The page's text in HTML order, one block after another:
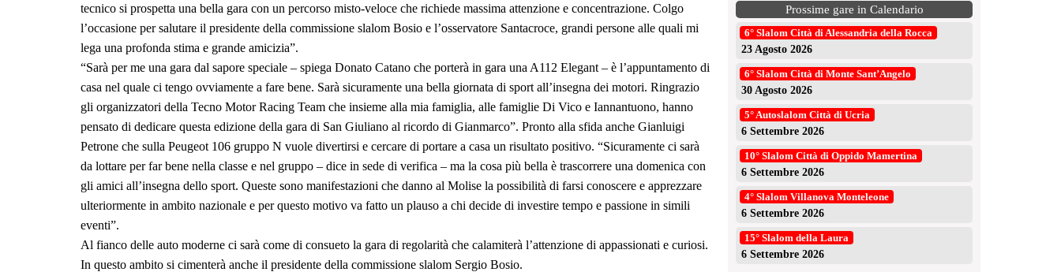
tecnico si prospetta una bella gara con un percorso misto-veloce che richiede massima attenzione e concentrazione. Colgo
l’occasione per salutare il presidente della commissione slalom Bosio e l’osservatore Santacroce, grandi persone alle quali mi
lega una profonda stima e grande amicizia”.
“Sarà per me una gara dal sapore speciale – spiega Donato Catano che porterà in gara una A112 Elegant – è l’appuntamento di
casa nel quale ci tengo ovviamente a fare bene. Sarà sicuramente una bella giornata di sport all’insegna dei motori. Ringrazio
gli organizzatori della Tecno Motor Racing Team che insieme alla mia famiglia, alle famiglie Di Vico e Iannantuono, hanno
pensato di dedicare questa edizione della gara di San Giuliano al ricordo di Gianmarco”. Pronto alla sfida anche Gianluigi
Petrone che sulla Peugeot 106 gruppo N vuole divertirsi e cercare di portare a casa un risultato positivo. “Sicuramente ci sarà
da lottare per far bene nella classe e nel gruppo – dice in sede di verifica – ma la cosa più bella è trascorrere una domenica con
gli amici all’insegna dello sport. Queste sono manifestazioni che danno al Molise la possibilità di farsi conoscere e apprezzare
ulteriormente in ambito nazionale e per questo motivo va fatto un plauso a chi decide di investire tempo e passione in simili
eventi”.
Al fianco delle auto moderne ci sarà come di consueto la gara di regolarità che calamiterà l’attenzione di appassionati e curiosi.
In questo ambito si cimenterà anche il presidente della commissione slalom Sergio Bosio.
Prossime gare in Calendario
6° Slalom Città di Alessandria della Rocca
23 Agosto 2026
6° Slalom Città di Monte Sant’Angelo
30 Agosto 2026
5° Autoslalom Città di Ucria
6 Settembre 2026
10° Slalom Città di Oppido Mamertina
6 Settembre 2026
4° Slalom Villanova Monteleone
6 Settembre 2026
15° Slalom della Laura
6 Settembre 2026